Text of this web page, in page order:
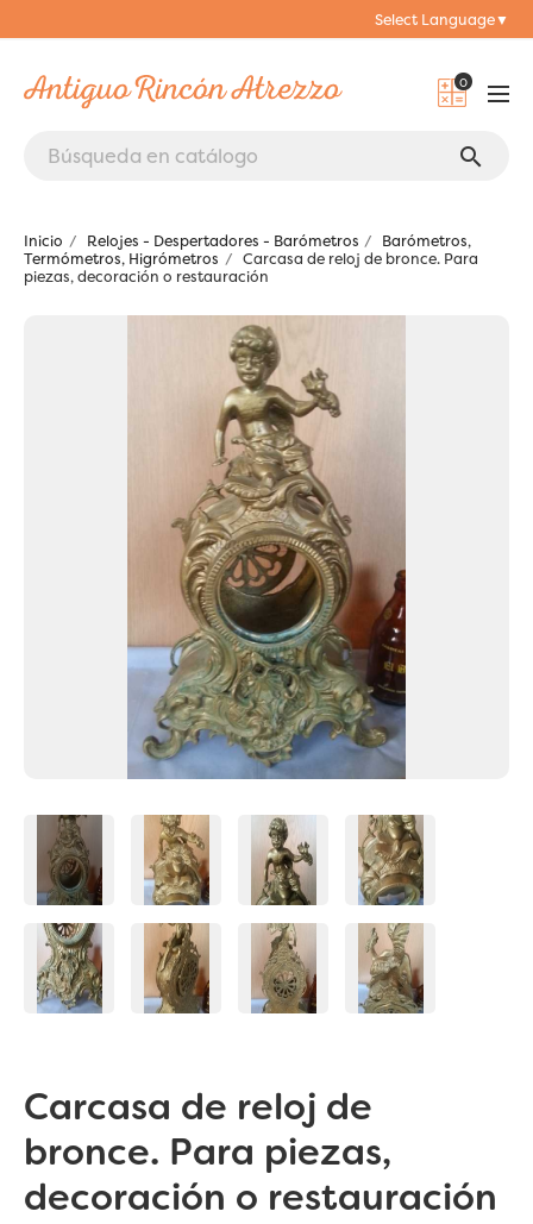
Select Language▼
0
search
Inicio Relojes - Despertadores - Barómetros
Barómetros,
Termómetros, Higrómetros
Carcasa de reloj de bronce. Para
piezas, decoración o restauración
Carcasa de reloj de
bronce. Para piezas,
decoración o restauración